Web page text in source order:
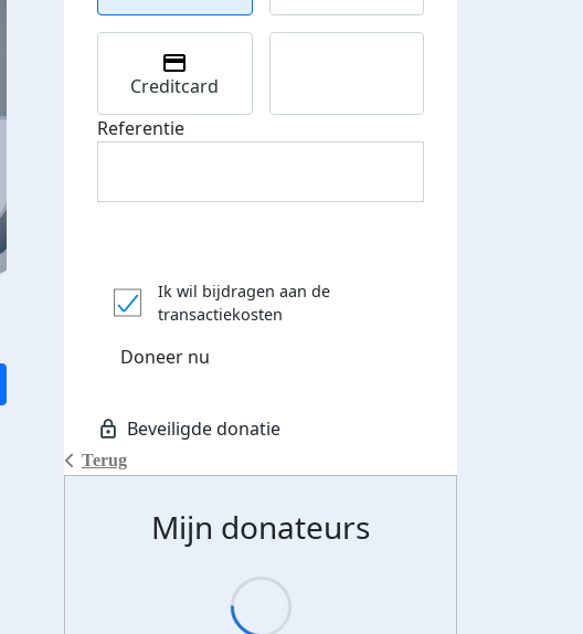
Donateurs bedankt
Terug
Creditcard
Referentie
Ik wil bijdragen aan de
transactiekosten
Doneer nu
Mijn donateurs